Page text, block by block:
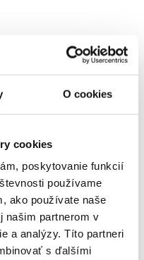
O cookies
cookies
poskytovanie funkcií
používame
ako používate naše
našim partnerom v
a analýzy. Títo partneri
s ďalšími